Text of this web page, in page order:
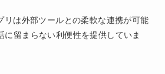
リは外部ツールとの柔軟な連携が可能
に留まらない利便性を提供していま